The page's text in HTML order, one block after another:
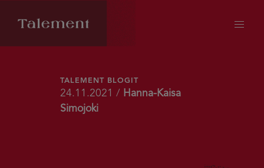
TALEMENT BLOGIT
24.11.2021 / Hanna-Kaisa
Simojoki